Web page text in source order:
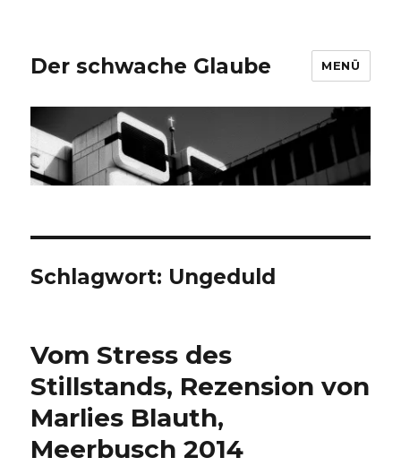
Der schwache Glaube MENÜ
Schlagwort: Ungeduld
Vom Stress des
Stillstands, Rezension von
Marlies Blauth,
Meerbusch 2014